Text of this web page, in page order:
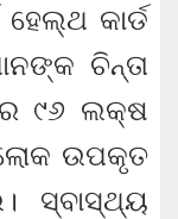
କାର୍ଡ
ଚିନ୍ତା
୯୬ ଲକ୍ଷ
ଉପକୃତ
ସ୍ବାସ୍ଥ୍ୟ